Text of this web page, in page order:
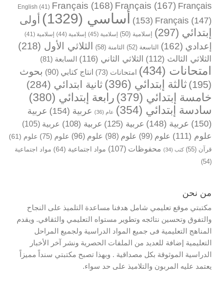
English (41) Français (168) Français (167) Français
(153) Français (147) أساسي (1329)
أولى
إبتدائي (297) إسلامية (50) إسلامية (45) إسلامية (44) إسلامية (41)
إعدادي (162) التاسعة (52) الثامنة (58) الثلاثي الأول (218)
الثلاثي الثالث (112) الثلاثي الثاني (116) السابعة (81)
امتحانات (434) امتحانات (73) انتاج كتابي (90)
بحوث
(195)
ثالثة إبتدائي (396) ثانية ابتدائي (284)
خامسة إبتدائي (379) رابعة إبتدائي (380)
سادسة إبتدائي (354) عام (36) عربية (154)
عربية
(150)
عربية (148) عربية (125) عربية (108) عربية (105)
علوم (111) علوم (99) علوم (98) علوم (96) علوم (75) علوم (61)
قرآن (55) كتب (34) محفوظات (107) مواد اجتماعية (64)
مواد اجتماعية
(54)
من نحن
مكتبتي موقع تعليمي شامل هدفنا مساعدة التلميذ على النجاح
والتفوق وتحسين نتائجه وتطوير مستواه التعليمي والثقافي. ويقدم
المناهج التعليمية فى جميع المواد الدراسية ولجميع المراحل
التعليمية إضافة للعديد من الملفات الحصرية ونشر آخر الأخبار
الدراسية الموثوقة بكل مصداقية . وبهذا تصبح مكتبتي سنداً مميزاً
يعتمد عليه المربون والتلاميذ على حد سواء.